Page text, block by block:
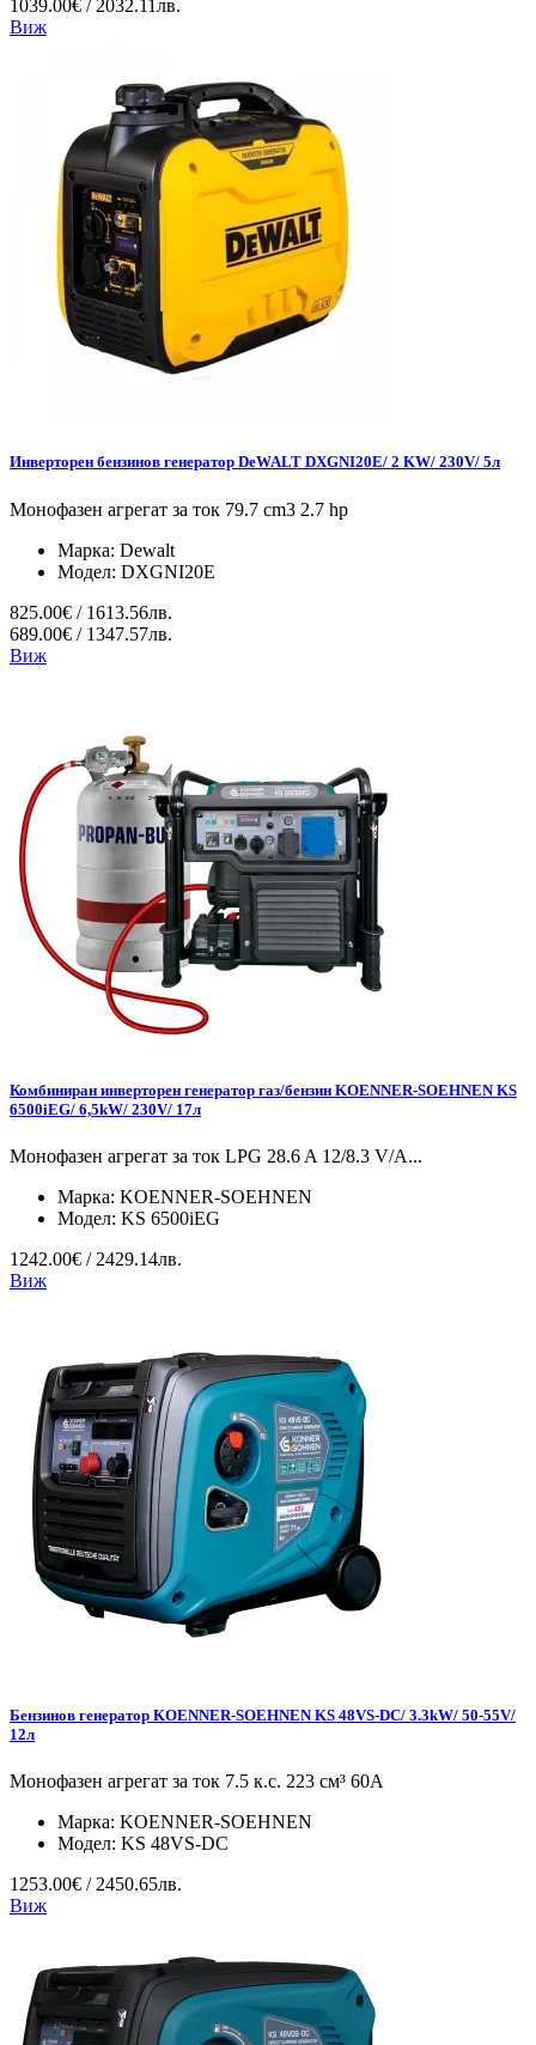
1039.00€ / 2032.11лв.
Виж
Инверторен бензинов генератор DeWALT DXGNI20E/ 2 KW/ 230V/ 5л
Монофазен агрегат за ток 79.7 cm3 2.7 hp
Марка: Dewalt
Модел: DXGNI20E
825.00€ / 1613.56лв.
689.00€ / 1347.57лв.
Виж
Комбиниран инверторен генератор газ/бензин KOENNER-SOEHNEN KS
6500iEG/ 6,5kW/ 230V/ 17л
Монофазен агрегат за ток LPG 28.6 A 12/8.3 V/А...
Марка: KOENNER-SOEHNEN
Модел: KS 6500iEG
1242.00€ / 2429.14лв.
Виж
Бензинов генератор KOENNER-SOEHNEN KS 48VS-DC/ 3.3kW/ 50-55V/
12л
Монофазен агрегат за ток 7.5 к.с. 223 см³ 60А
Марка: KOENNER-SOEHNEN
Модел: KS 48VS-DC
1253.00€ / 2450.65лв.
Виж